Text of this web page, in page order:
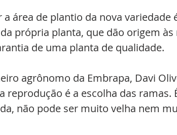
a área de plantio da nova
própria planta, que dão origem
de uma planta de qualidade.
agrônomo da Embrapa, Davi
reprodução é a escolha das
não pode ser muito velha nem